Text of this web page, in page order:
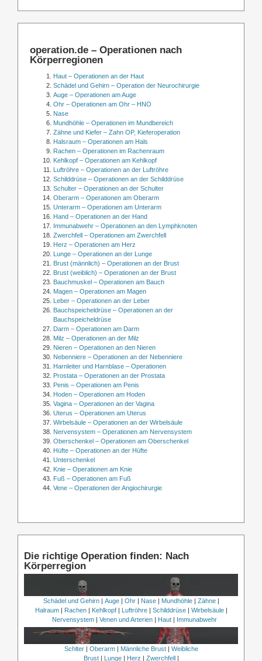
operation.de – Operationen nach
Körperregionen
Haut – Operationen an der Haut
Schädel und Gehirn – Operation der Neurochirurgie
Auge – Operationen am Auge
Ohr – Operationen am Ohr – HNO
Nase
Mundhöhle – Operationen im Mundbereich
Zähne und Kiefer – Zahn OP, Kieferoperation
Halsraum – Operationen am Hals
Rachen – Operationen im Rachenraum
Kehlkopf – Operationen am Kehlkopf
Luftröhre – Operationen an der Luftröhre
Schilddrüse – Operationen an der Schilddrüse
Schulter – Operationen an der Schulter
Oberarm – Operationen am Oberarm
Unterarm – Operationen am Unterarm
Hand – Operationen an der Hand
Immunabwehr – Operationen an den Lymphknoten
Zwerchfell – Operationen am Zwerchfell
Herz – Operationen am Herz
Lunge – Operationen an der Lunge
Brust (männlich) – Operationen an der Brust
Brust (weiblich) – Operationen an der Brust
Bauchmuskel – Operationen am Bauch
Magen – Operationen am Magen
Leber – Operationen an der Leber
Bauchspeicheldrüse – Operationen an der
Bauchspeicheldrüse
Darm – Operationen am Darm
Milz – Operationen an der Milz
Nieren – Operationen an den Nieren
Nebenniere – Operationen an der Nebenniere
Harnleiter und Harnblase – Operationen
Prostata – Operationen an der Prostata
Penis – Operationen am Penis
Hoden – Operationen am Hoden
Vagina – Operationen an der Vagina
Uterus – Operationen am Uterus
Wirbelsäule – Operationen an der Wirbelsäule
Nervensystem – Operationen am Nervensystem
Oberschenkel – Operationen am Oberschenkel
Hüfte – Operationen an der Hüfte
Unterschenkel
Knie – Operationen am Knie
Fuß – Operationen am Fuß
Vene – Operationen der Angiochirurgie
Die richtige Operation finden: Nach
Körperregion
Schädel und Gehirn| Auge| Ohr| Nase| Mundhöhle| Zähne|
Halraum| Rachen| Kehlkopf| Luftröhre| Schilddrüse| Wirbelsäule|
Nervensystem | Venen und Arterien | Haut | Immunabwehr
Schlter| Oberarm| Männliche Brust| Weibliche
Brust| Lunge| Herz | Zwerchfell|